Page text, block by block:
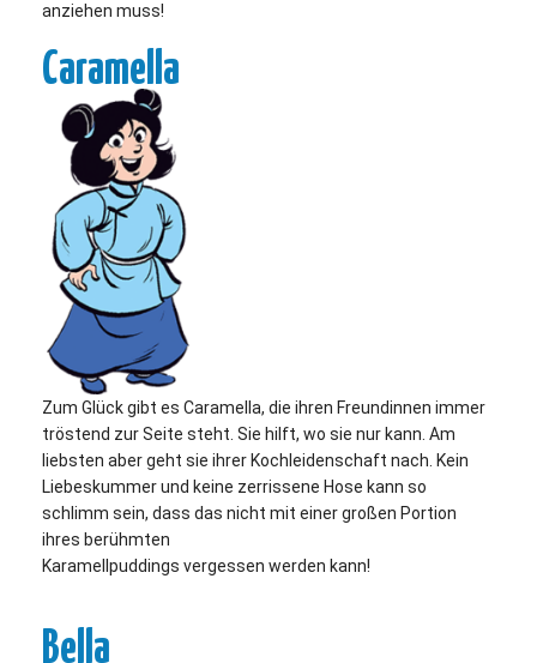
anziehen muss!
Caramella
Zum Glück gibt es Caramella, die ihren Freundinnen immer
tröstend zur Seite steht. Sie hilft, wo sie nur kann. Am
liebsten aber geht sie ihrer Kochleidenschaft nach. Kein
Liebeskummer und keine zerrissene Hose kann so
schlimm sein, dass das nicht mit einer großen Portion
ihres berühmten
Karamellpuddings vergessen werden kann!
Bella